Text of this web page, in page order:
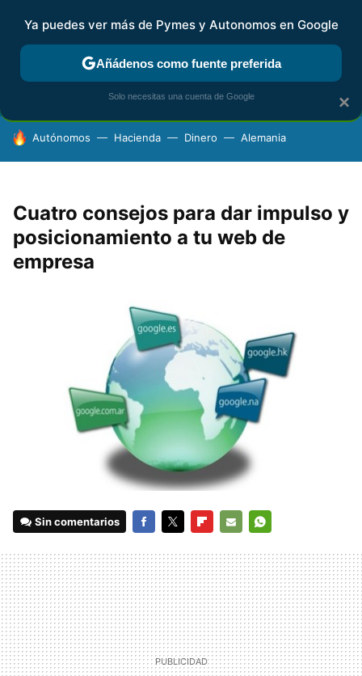
FISCALIDAD Y CONTABILIDAD KIT DIGITAL RENTA
HOY SE HABLA DE
Autónomos Hacienda Dinero Alemania
Cuatro consejos para dar impulso y
posicionamiento a tu web de
empresa
Sin comentarios
MAIL
×
Ya puedes ver más de Pymes y Autonomos en Google
Añádenos como fuente preferida
Solo necesitas una cuenta de Google